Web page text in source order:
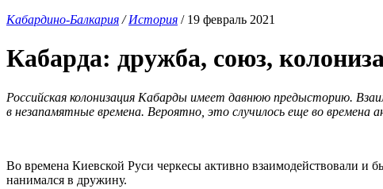
Кабардино-Балкария /История / 19 февраль 2021
Кабарда: дружба, союз,
Российская колонизация Кабарды имеет давнюю предысторию.
в незапамятные времена. Вероятно, это случилось еще во времена
Во времена Киевской Руси черкесы активно взаимодействовали и
нанимался в дружину.